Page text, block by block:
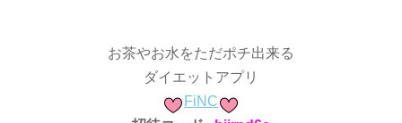
お茶やお水をただポチ出来る
ダイエットアプリ
FiNC